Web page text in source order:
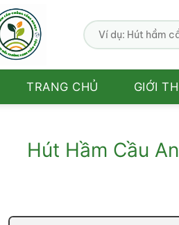
TRANG CHỦ GIỚI
Hút Hầm Cầu